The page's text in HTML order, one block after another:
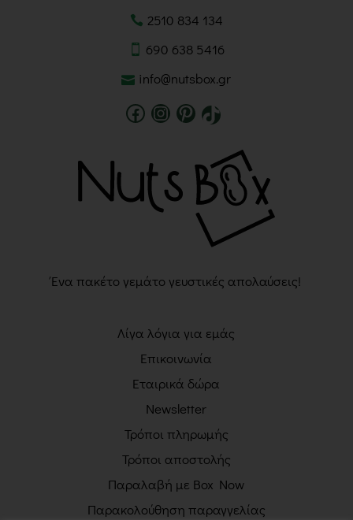
2510 834 134
690 638 5416
info@nutsbox.gr
Ένα πακέτο γεμάτο γευστικές απολαύσεις!
Λίγα λόγια για εμάς
Επικοινωνία
Εταιρικά δώρα
Newsletter
Τρόποι πληρωμής
Τρόποι αποστολής
Παραλαβή με Box Now
Παρακολούθηση παραγγελίας